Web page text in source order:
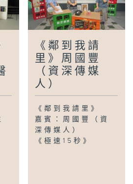
《鄰到我請
里》周國豐
（資深傳媒
人）
《鄰到我請里》
嘉賓：周國豐（資
深傳媒人）
《極速15秒》